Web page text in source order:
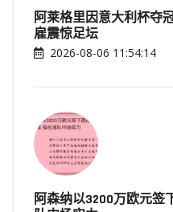
阿莱格里因意大利杯夺
雇震惊足坛
2026-08-06 11:54:14
阿森纳以3200万欧元签